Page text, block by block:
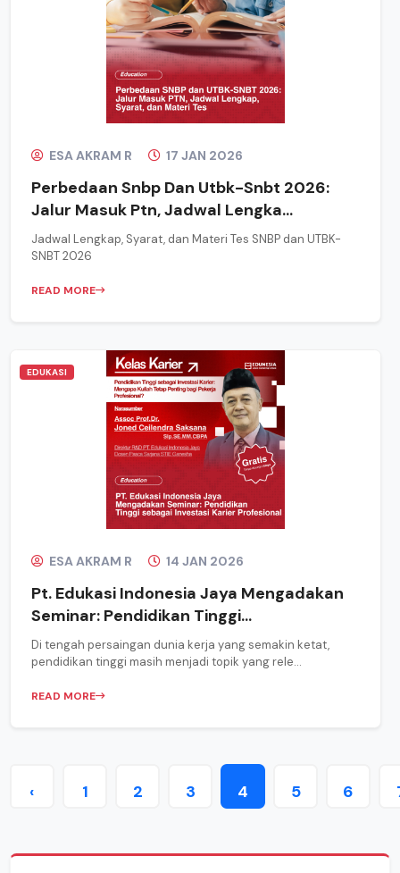
ESA AKRAM R 17 JAN 2026
Perbedaan Snbp Dan Utbk-Snbt 2026:
Jalur Masuk Ptn, Jadwal Lengka...
Jadwal Lengkap, Syarat, dan Materi Tes SNBP dan UTBK-
SNBT 2026
READ MORE
EDUKASI
ESA AKRAM R 14 JAN 2026
Pt. Edukasi Indonesia Jaya Mengadakan
Seminar: Pendidikan Tinggi...
Di tengah persaingan dunia kerja yang semakin ketat,
pendidikan tinggi masih menjadi topik yang rele...
READ MORE
‹ 1 2 3 4 5 6